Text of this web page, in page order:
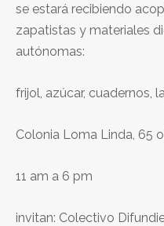
se estará recibiendo
zapatistas y materiales
autónomas:
frijol, azúcar, cuadernos,
Colonia Loma Linda, 65
11 am a 6 pm
invitan: Colectivo